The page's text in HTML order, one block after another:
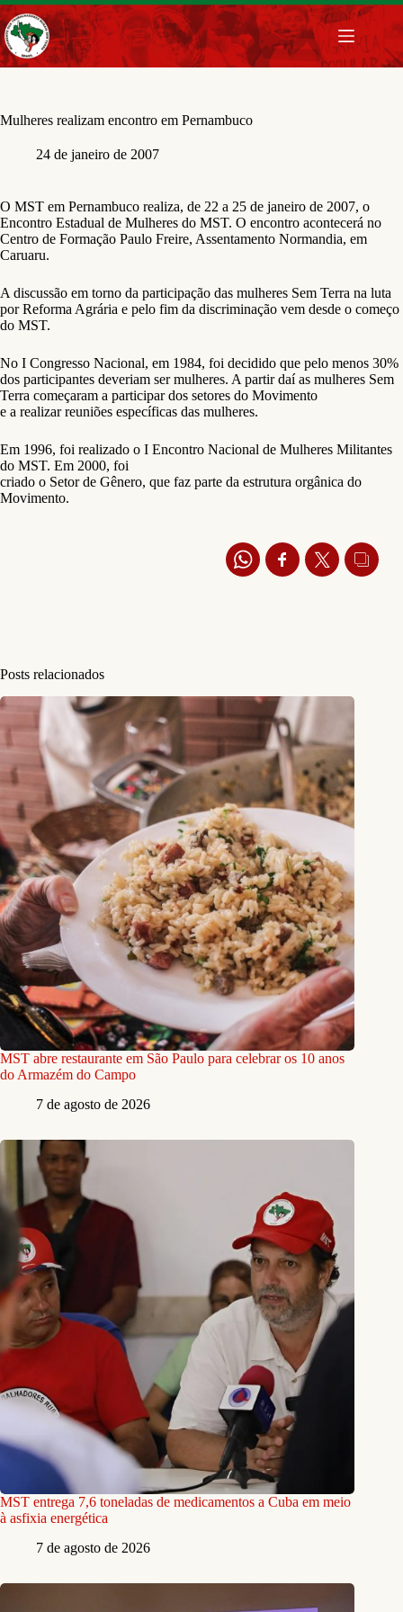
Pular
para
o
conteúdo
Mulheres realizam encontro em Pernambuco
24 de janeiro de 2007
O MST em Pernambuco realiza, de 22 a 25 de janeiro de 2007, o
Encontro Estadual de Mulheres do MST. O encontro acontecerá no
Centro de Formação Paulo Freire, Assentamento Normandia, em
Caruaru.
A discussão em torno da participação das mulheres Sem Terra na luta
por Reforma Agrária e pelo fim da discriminação vem desde o começo
do MST.
No I Congresso Nacional, em 1984, foi decidido que pelo menos 30%
dos participantes deveriam ser mulheres. A partir daí as mulheres Sem
Terra começaram a participar dos setores do Movimento
e a realizar reuniões específicas das mulheres.
Em 1996, foi realizado o I Encontro Nacional de Mulheres Militantes
do MST. Em 2000, foi
criado o Setor de Gênero, que faz parte da estrutura orgânica do
Movimento.
Posts relacionados
MST abre restaurante em São Paulo para celebrar os 10 anos
do Armazém do Campo
7 de agosto de 2026
MST entrega 7,6 toneladas de medicamentos a Cuba em meio
à asfixia energética
7 de agosto de 2026